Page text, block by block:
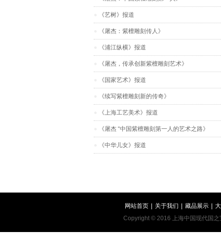
《艺树》报道
《屠杰：紫檀雕刻传人》
《浦江纵横》报道
《屠杰，传承创新紫檀雕刻艺术》
《国家艺术》报道
《续写紫檀雕刻新的传奇》
《上海工艺美术》报道
《屠杰 “中国紫檀雕刻第一人的艺术之路》
《中华儿女》报道
网站首页 关于我们 藏品展示
Copyright © 2016 上海中国现代国